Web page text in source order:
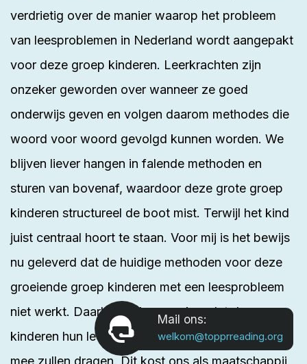
verdrietig over de manier waarop het probleem
van leesproblemen in Nederland wordt aangepakt
voor deze groep kinderen. Leerkrachten zijn
onzeker geworden over wanneer ze goed
onderwijs geven en volgen daarom methodes die
woord voor woord gevolgd kunnen worden. We
blijven liever hangen in falende methoden en
sturen van bovenaf, waardoor deze grote groep
kinderen structureel de boot mist. Terwijl het kind
juist centraal hoort te staan. Voor mij is het bewijs
nu geleverd dat de huidige methoden voor deze
groeiende groep kinderen met een leesprobleem
niet werkt. Daarbij wil ik opmerken dat deze
kinderen hun leven lang het probleem met zich
mee zullen dragen. Dit kost ons als maatschappij
Mail ons:
welkom@topprreading.org